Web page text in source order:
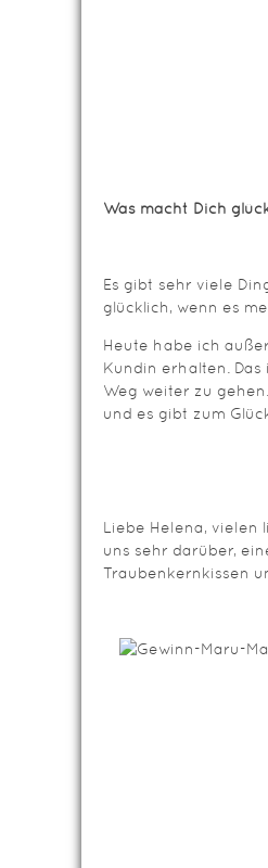
Was macht Dich
Es gibt sehr viele
glücklich, wenn es
Heute habe ich
Kundin erhalten.
Weg weiter zu
und es gibt zum
Liebe Helena, vielen
uns sehr darüber,
Traubenkernkissen